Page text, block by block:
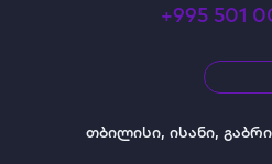
+995 501
თბილისი, ისანი,